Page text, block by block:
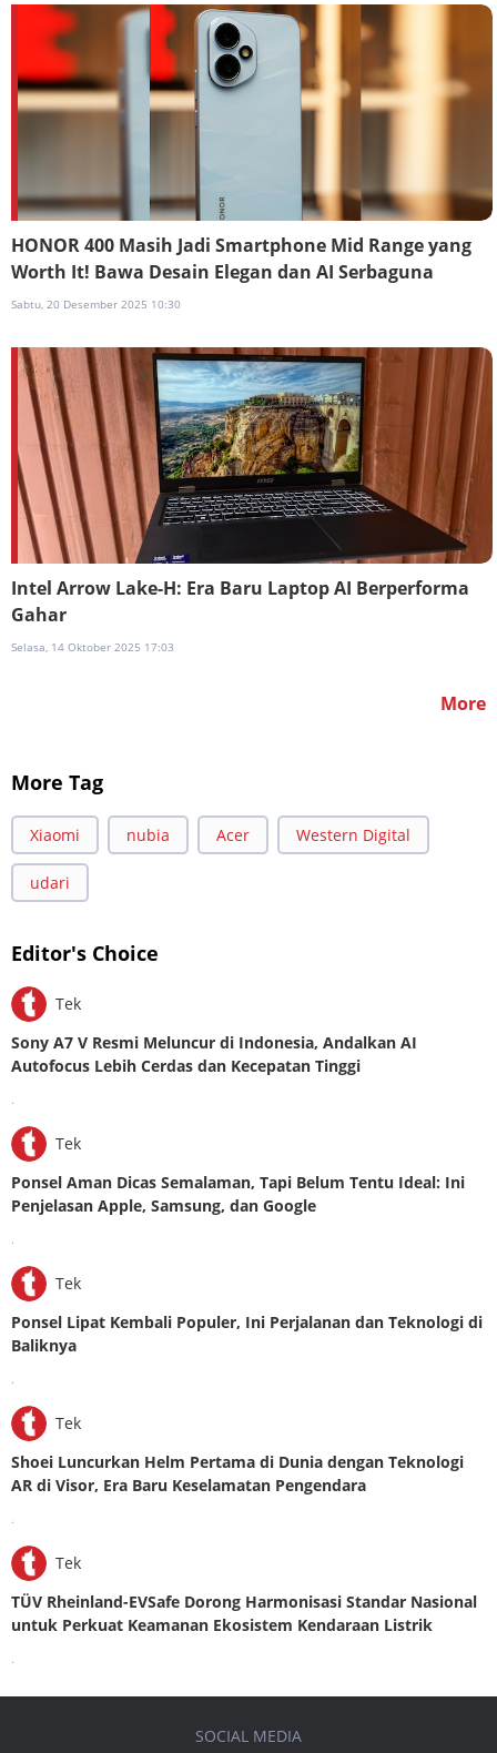
HONOR 400 Masih Jadi Smartphone Mid Range yang
Worth It! Bawa Desain Elegan dan AI Serbaguna
Sabtu, 20 Desember 2025 10:30
Intel Arrow Lake-H: Era Baru Laptop AI Berperforma
Gahar
Selasa, 14 Oktober 2025 17:03
More
More Tag
Xiaomi nubia Acer Western Digital
udari
Editor's Choice
Tek
Sony A7 V Resmi Meluncur di Indonesia, Andalkan AI
Autofocus Lebih Cerdas dan Kecepatan Tinggi
Tek
Ponsel Aman Dicas Semalaman, Tapi Belum Tentu Ideal: Ini
Penjelasan Apple, Samsung, dan Google
Tek
Ponsel Lipat Kembali Populer, Ini Perjalanan dan Teknologi di
Baliknya
Tek
Shoei Luncurkan Helm Pertama di Dunia dengan Teknologi
AR di Visor, Era Baru Keselamatan Pengendara
Tek
TÜV Rheinland-EVSafe Dorong Harmonisasi Standar Nasional
untuk Perkuat Keamanan Ekosistem Kendaraan Listrik
SOCIAL MEDIA